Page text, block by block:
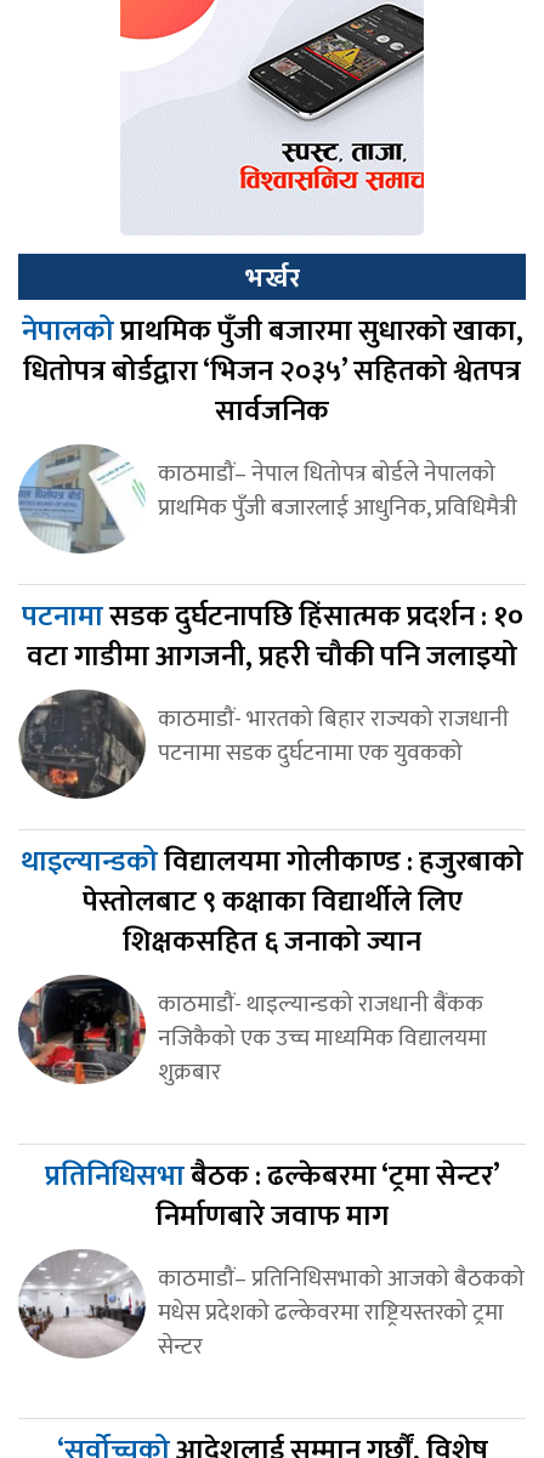
भर्खर
नेपालकोप्राथमिक पुँजी बजारमा सुधारको खाका,
धितोपत्र बोर्डद्वारा ‘भिजन २०३५’ सहितको श्वेतपत्र
सार्वजनिक
काठमाडौं– नेपाल धितोपत्र बोर्डले नेपालको
प्राथमिक पुँजी बजारलाई आधुनिक, प्रविधिमैत्री
पटनामासडक दुर्घटनापछि हिंसात्मक प्रदर्शन : १०
वटा गाडीमा आगजनी, प्रहरी चौकी पनि जलाइयो
काठमाडौं- भारतको बिहार राज्यको राजधानी
पटनामा सडक दुर्घटनामा एक युवकको
थाइल्यान्डकोविद्यालयमा गोलीकाण्ड : हजुरबाको
पेस्तोलबाट ९ कक्षाका विद्यार्थीले लिए
शिक्षकसहित ६ जनाको ज्यान
काठमाडौं- थाइल्यान्डको राजधानी बैंकक
नजिकैको एक उच्च माध्यमिक विद्यालयमा
शुक्रबार
प्रतिनिधिसभाबैठक : ढल्केबरमा ‘ट्रमा सेन्टर’
निर्माणबारे जवाफ माग
काठमाडौं– प्रतिनिधिसभाको आजको बैठकको
मधेस प्रदेशको ढल्केवरमा राष्ट्रियस्तरको ट्रमा
सेन्टर